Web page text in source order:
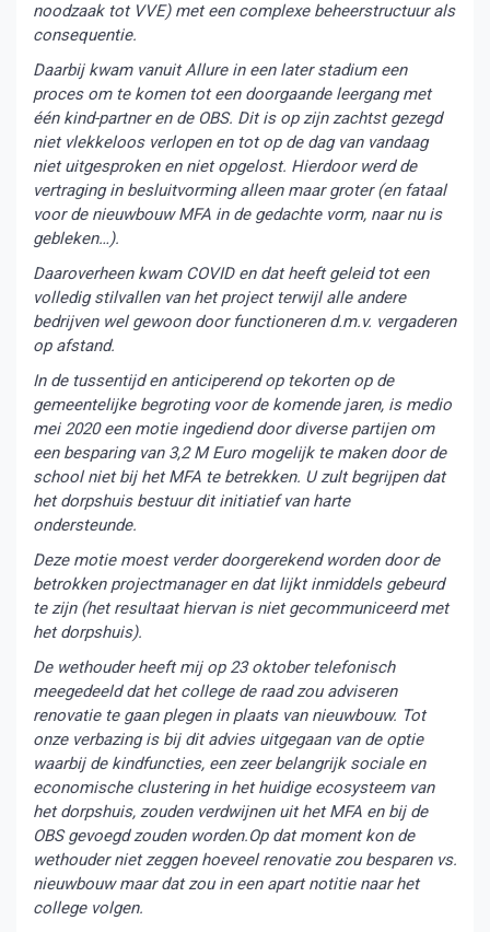
noodzaak tot VVE) met een complexe beheerstructuur als
consequentie.
Daarbij kwam vanuit Allure in een later stadium een
proces om te komen tot een doorgaande leergang met
één kind-partner en de OBS. Dit is op zijn zachtst gezegd
niet vlekkeloos verlopen en tot op de dag van vandaag
niet uitgesproken en niet opgelost. Hierdoor werd de
vertraging in besluitvorming alleen maar groter (en fataal
voor de nieuwbouw MFA in de gedachte vorm, naar nu is
gebleken…).
Daaroverheen kwam COVID en dat heeft geleid tot een
volledig stilvallen van het project terwijl alle andere
bedrijven wel gewoon door functioneren d.m.v. vergaderen
op afstand.
In de tussentijd en anticiperend op tekorten op de
gemeentelijke begroting voor de komende jaren, is medio
mei 2020 een motie ingediend door diverse partijen om
een besparing van 3,2 M Euro mogelijk te maken door de
school niet bij het MFA te betrekken. U zult begrijpen dat
het dorpshuis bestuur dit initiatief van harte
ondersteunde.
Deze motie moest verder doorgerekend worden door de
betrokken projectmanager en dat lijkt inmiddels gebeurd
te zijn (het resultaat hiervan is niet gecommuniceerd met
het dorpshuis).
De wethouder heeft mij op 23 oktober telefonisch
meegedeeld dat het college de raad zou adviseren
renovatie te gaan plegen in plaats van nieuwbouw. Tot
onze verbazing is bij dit advies uitgegaan van de optie
waarbij de kindfuncties, een zeer belangrijk sociale en
economische clustering in het huidige ecosysteem van
het dorpshuis, zouden verdwijnen uit het MFA en bij de
OBS gevoegd zouden worden.Op dat moment kon de
wethouder niet zeggen hoeveel renovatie zou besparen vs.
nieuwbouw maar dat zou in een apart notitie naar het
college volgen.